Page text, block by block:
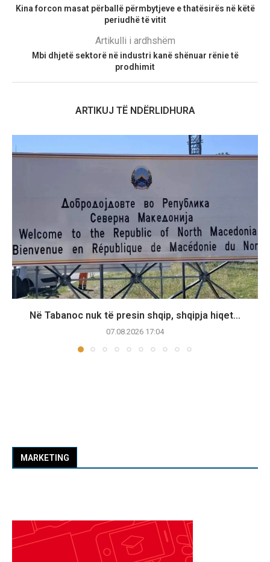
Kina forcon masat përballë përmbytjeve e thatësirës në këtë
periudhë të vitit
Artikulli i ardhshëm
Mbi dhjetë sektorë në industri kanë shënuar rënie të
prodhimit
ARTIKUJ TË NDËRLIDHURA
Në Tabanoc nuk të presin shqip, shqipja hiqet...
07.08.2026 17:04
MARKETING